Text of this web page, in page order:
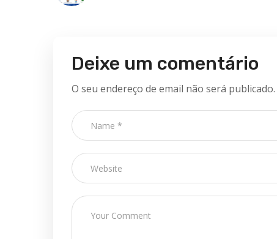
Deixe um comentário
O seu endereço de email não será publicado.